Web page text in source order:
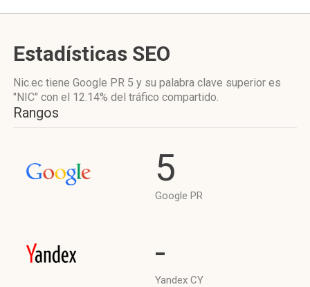
Estadísticas SEO
Nic.ec tiene Google PR 5 y su palabra clave superior es
"NIC" con el 12.14% del tráfico compartido.
Rangos
5
Google PR
-
Yandex CY